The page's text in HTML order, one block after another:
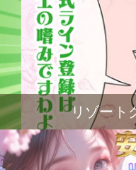
リゾート